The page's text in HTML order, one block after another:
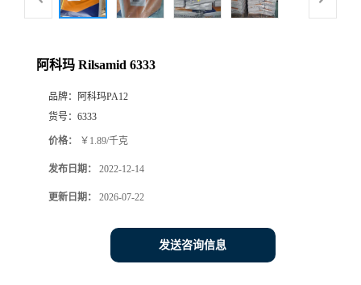
厅
阿科玛 Rilsamid 6333
品牌：
阿科玛PA12
货号： 6333
价格： ￥1.89/千克
发布日期： 2022-12-14
更新日期： 2026-07-22
发送咨询信息